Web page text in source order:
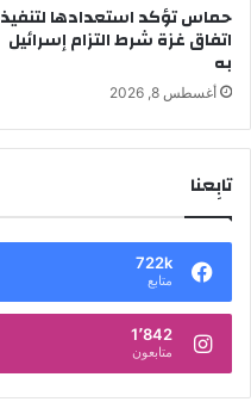
حماس تؤكد استعدادها لتنفيذ
اتفاق غزة شرط التزام إسرائيل
به
أغسطس 8, 2026
تابِعنا
722k
متابع
1٬842
متابعون